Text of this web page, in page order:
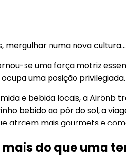
mergulhar numa nova
se uma força motriz
ocupa uma posição privilegiada.
e bebida locais, a
bebido ao pôr do sol, a
atraem mais gourmets e
do que uma